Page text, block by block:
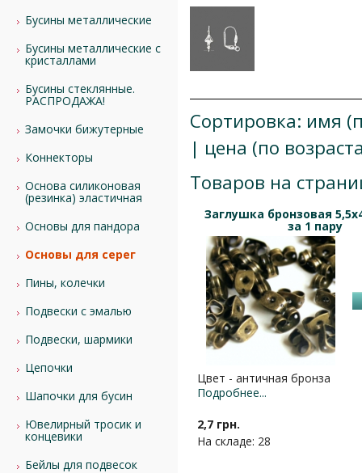
Бусины металлические
Бусины металлические с
кристаллами
Бусины стеклянные.
РАСПРОДАЖА!
Замочки бижутерные
Коннекторы
Основа силиконовая
(резинка) эластичная
Основы для пандора
Основы для серег
Пины, колечки
Подвески с эмалью
Подвески, шармики
Цепочки
Шапочки для бусин
Ювелирный тросик и
концевики
Бейлы для подвесок
Сортировка: имя
| цена (по
Товаров на
Заглушка бронзовая
за 1 пару
Цвет - античная бронза
Подробнее...
2,7 грн.
На складе: 28